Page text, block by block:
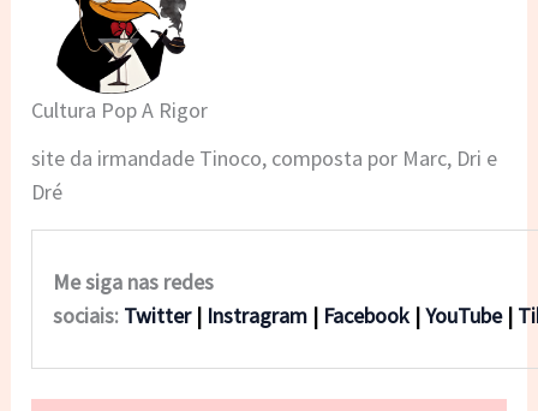
Cultura Pop A Rigor
site da irmandade Tinoco, composta por Marc, Dri e
Dré
Me siga nas redes
sociais: Twitter | Instragram | Facebook |YouTube|